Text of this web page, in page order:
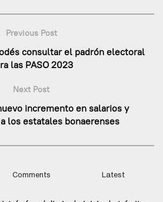
Previous Post
consultar el padrón electoral
las PASO 2023
Next Post
incremento en salarios y
los estatales bonaerenses
Comments Latest